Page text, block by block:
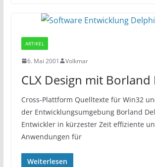
ARTIKEL
6. Mai 2001 Volkmar
CLX Design mit Borland
Cross-Plattform Quelltexte für Win32
der Entwicklungsumgebung Borland
Entwickler in kürzester Zeit effiziente
Anwendungen für
Weiterlesen